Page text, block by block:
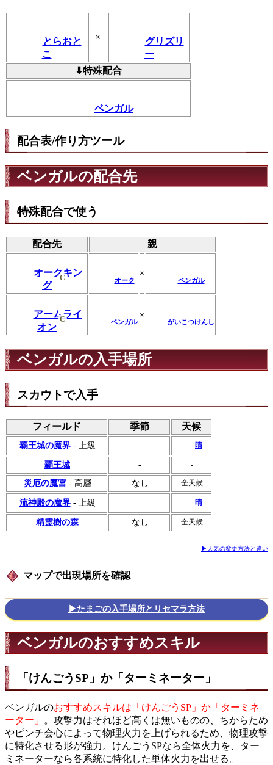
とらおと
こ
×
グリズリ
ー
⬇特殊配合
ベンガル
配合表/作り方ツール
ベンガルの配合先
特殊配合で使う
配合先 親
オークキン
グ
C オーク
×
ベンガル
アームライ
オン
C ベンガル
×
がいこつけんし
ベンガルの入手場所
スカウトで入手
フィールド 季節 天候
覇王城の魔界- 上級 晴
覇王城 - -
災厄の魔宮- 高層 なし 全天候
流神殿の魔界- 上級 晴
精霊樹の森 なし 全天候
▶天気の変更方法と違い
マップで出現場所を確認
▶たまごの入手場所とリセマラ方法
ベンガルのおすすめスキル
「けんごうSP」か「ターミネーター」
ベンガルのおすすめスキルは「けんごうSP」か「ターミネ
ーター」 。攻撃力はそれほど高くは無いものの、ちからため
やピンチ会心によって物理火力を上げられるため、物理攻撃
に特化させる形が強力。けんごうSPなら全体火力を、ター
ミネーターなら各系統に特化した単体火力を出せる。